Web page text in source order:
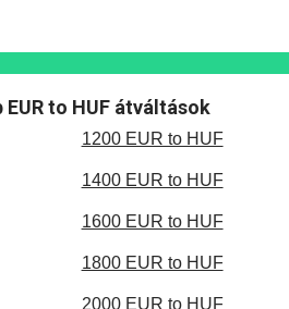
to HUF átváltások
1200 EUR to HUF
1400 EUR to HUF
1600 EUR to HUF
1800 EUR to HUF
2000 EUR to HUF